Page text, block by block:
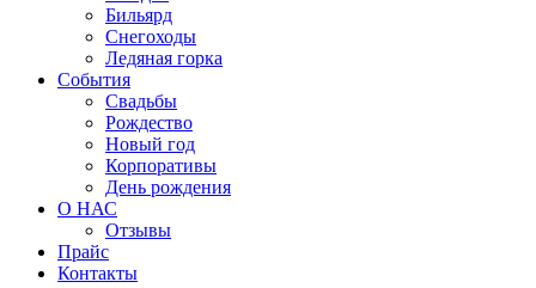
Бильярд
Снегоходы
Ледяная горка
События
Свадьбы
Рождество
Новый год
Корпоративы
День рождения
О НАС
Отзывы
Прайс
Контакты